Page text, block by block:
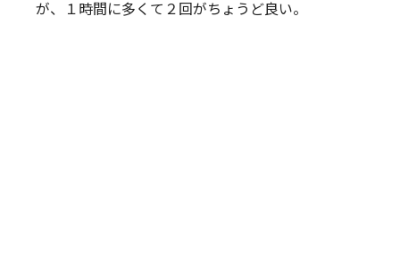
が、１時間に多くて２回がちょうど良い。